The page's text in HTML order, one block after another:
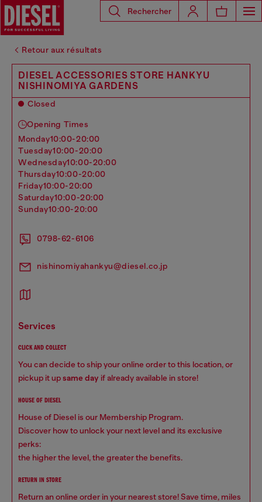
Rechercher
Retour aux résultats
DIESEL ACCESSORIES STORE HANKYU
NISHINOMIYA GARDENS
Closed
Opening Times
monday10:00-20:00
tuesday10:00-20:00
wednesday10:00-20:00
thursday10:00-20:00
friday10:00-20:00
saturday10:00-20:00
sunday10:00-20:00
0798-62-6106
nishinomiyahankyu@diesel.co.jp
services
CLICK AND COLLECT
You can decide to ship your online order to this location, or
pickup it upsame day if already available in store!
HOUSE OF DIESEL
House of Diesel is our Membership Program.
Discover how to unlock your next level and its exclusive
perks:
the higher the level, the greater the benefits.
RETURN IN STORE
Return an online order in your nearest store! Save time, miles